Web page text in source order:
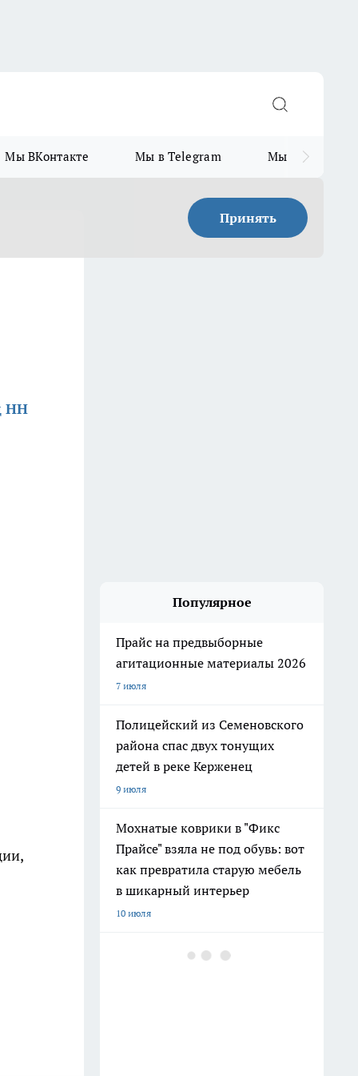
Мы ВКонтакте Мы в Telegram Мы в MAX
Принять
НН
Популярное
Прайс на предвыборные
агитационные материалы 2026
7 июля
Полицейский из Семеновского
района спас двух тонущих
детей в реке Керженец
9 июля
Мохнатые коврики в "Фикс
Прайсе" взяла не под обувь: вот
как превратила старую мебель
в шикарный интерьер
10 июля
После 60 гоните друзей в шею: